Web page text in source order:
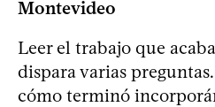
Montevideo
Leer el trabajo que
dispara varias
cómo terminó